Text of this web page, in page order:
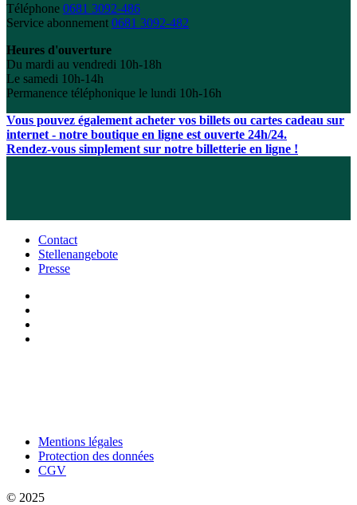
Téléphone 0681 3092-486
Service abonnement 0681 3092-482
Heures d'ouverture
Du mardi au vendredi 10h-18h
Le samedi 10h-14h
Permanence téléphonique le lundi 10h-16h
Vous pouvez également acheter vos billets ou cartes cadeau sur
internet - notre boutique en ligne est ouverte 24h/24.
Rendez-vous simplement sur notre billetterie en ligne !
Contact
Stellenangebote
Presse
Mentions légales
Protection des données
CGV
© 2025